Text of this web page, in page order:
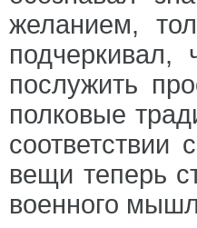
желанием,
послужить
полковые
вещи теперь
военного